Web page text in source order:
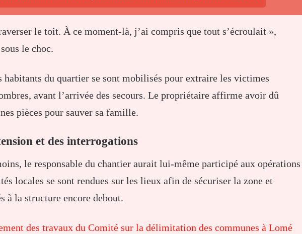
le toit. À ce moment-là, j’ai compris que tout s’écroulait »,
le choc.
habitants du quartier se sont mobilisés pour extraire les victimes
avant l’arrivée des secours. Le propriétaire affirme avoir dû
pièces pour sauver sa famille.
et des interrogations
le responsable du chantier aurait lui-même participé aux opérations
locales se sont rendues sur les lieux afin de sécuriser la zone et
à la structure encore debout.
des travaux du Comité sur la délimitation des communes à Lomé